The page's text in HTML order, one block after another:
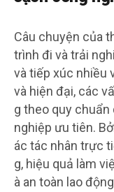
Câu chuyện của
trình đi và trải
và tiếp xúc nhiều
và hiện đại, các
g theo quy
nghiệp ưu tiên.
ác tác nhân trực
g, hiệu quả làm
à an toàn lao